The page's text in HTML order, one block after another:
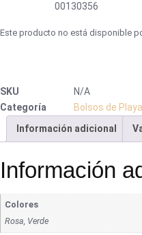
00130356
Este producto no está disponible
SKU
N/A
Categoría
Bolsos de Playa
Información adicional
Información
Colores
Rosa, Verde